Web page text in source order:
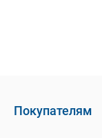
Покупателям